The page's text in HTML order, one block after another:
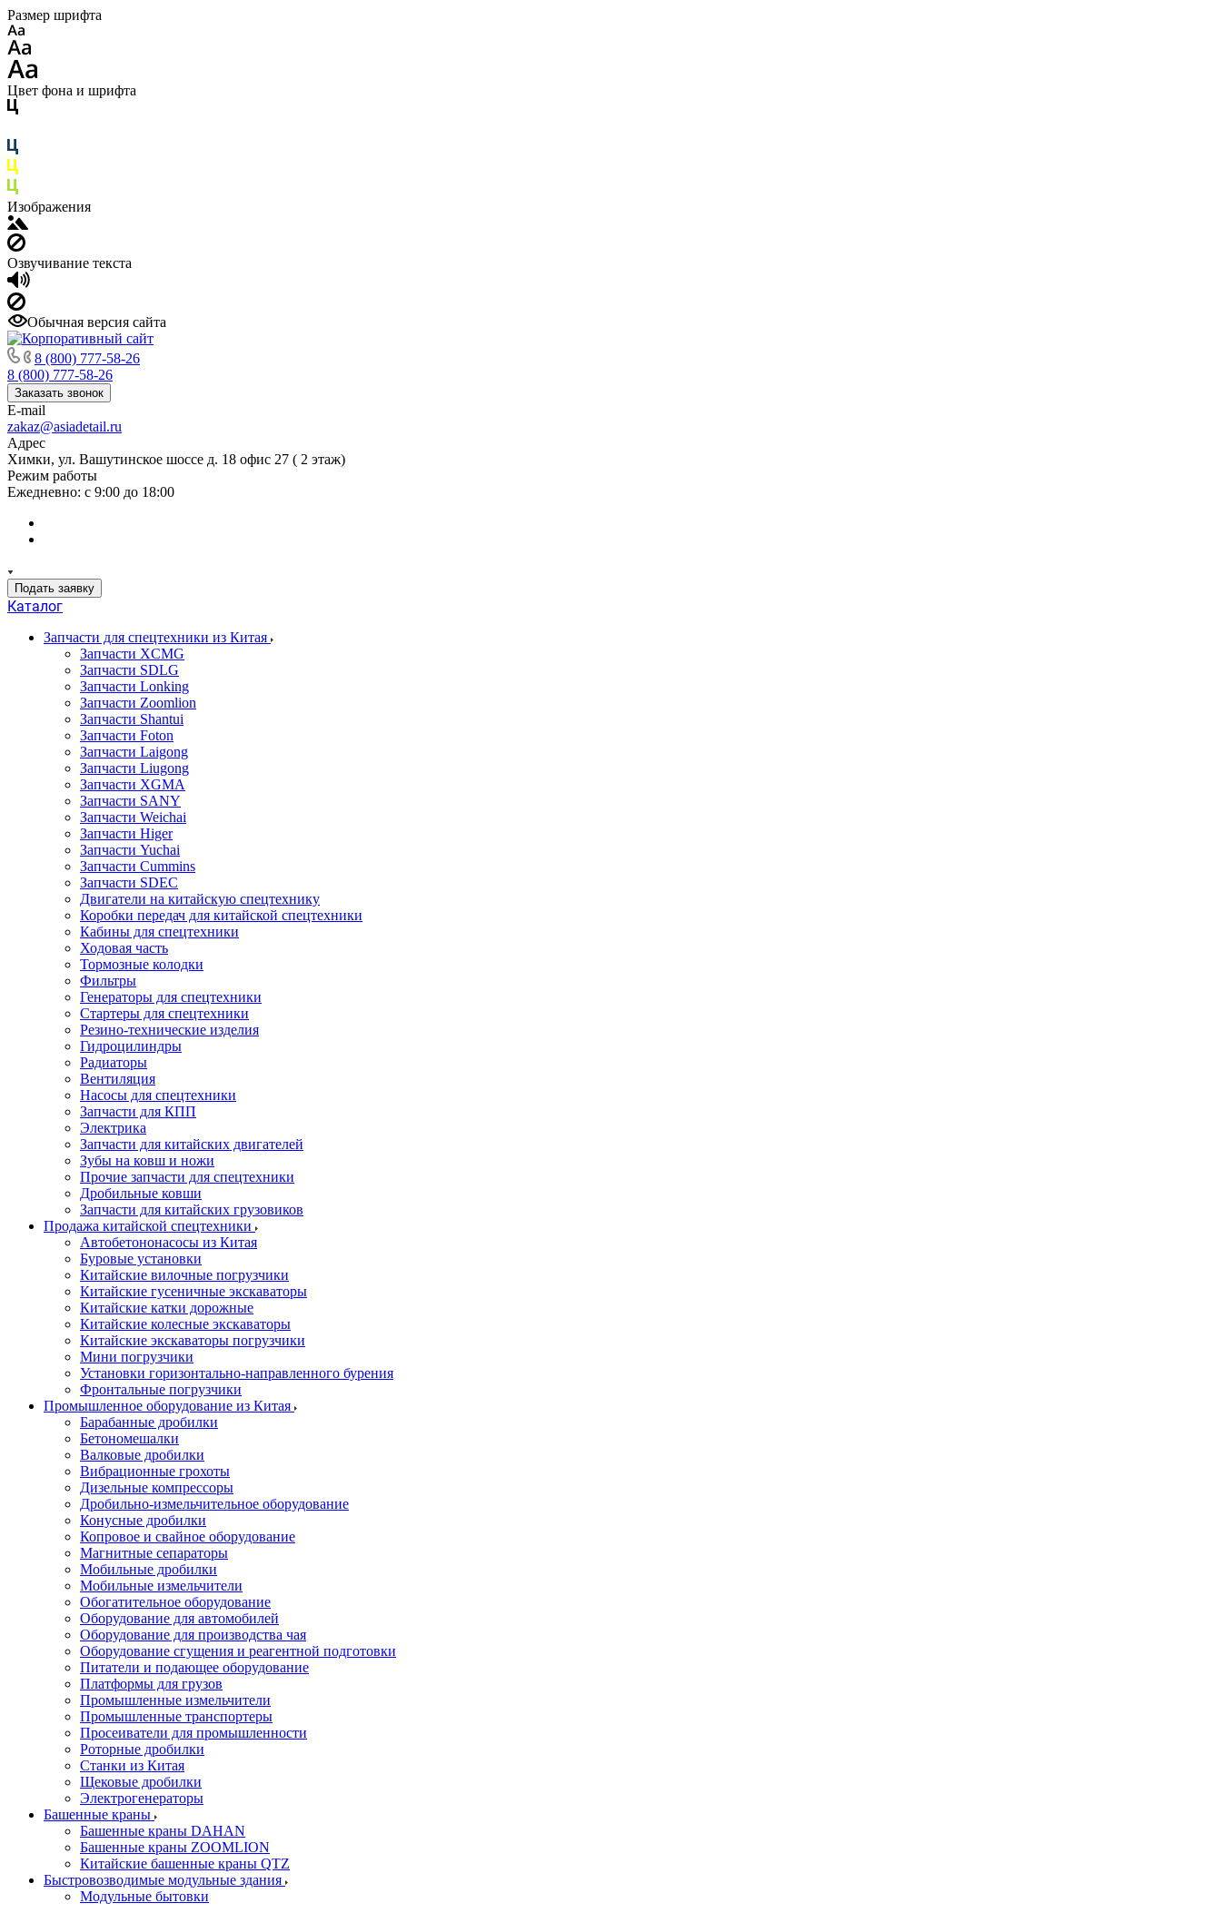
Размер шрифта
Цвет фона и шрифта
Изображения
Озвучивание текста
Обычная версия сайта
8 (800) 777-58-26
8 (800) 777-58-26
Заказать звонок
E-mail
zakaz@asiadetail.ru
Адрес
Химки, ул. Вашутинское шоссе д. 18 офис 27 ( 2 этаж)
Режим работы
Ежедневно: с 9:00 до 18:00
Подать заявку
Каталог
Запчасти для спецтехники из Китая
Запчасти XCMG
Запчасти SDLG
Запчасти Lonking
Запчасти Zoomlion
Запчасти Shantui
Запчасти Foton
Запчасти Laigong
Запчасти Liugong
Запчасти XGMA
Запчасти SANY
Запчасти Weichai
Запчасти Higer
Запчасти Yuchai
Запчасти Cummins
Запчасти SDEC
Двигатели на китайскую спецтехнику
Коробки передач для китайской спецтехники
Кабины для спецтехники
Ходовая часть
Тормозные колодки
Фильтры
Генераторы для спецтехники
Стартеры для спецтехники
Резино-технические изделия
Гидроцилиндры
Радиаторы
Вентиляция
Насосы для спецтехники
Запчасти для КПП
Электрика
Запчасти для китайских двигателей
Зубы на ковш и ножи
Прочие запчасти для спецтехники
Дробильные ковши
Запчасти для китайских грузовиков
Продажа китайской спецтехники
Автобетононасосы из Китая
Буровые установки
Китайские вилочные погрузчики
Китайские гусеничные экскаваторы
Китайские катки дорожные
Китайские колесные экскаваторы
Китайские экскаваторы погрузчики
Мини погрузчики
Установки горизонтально-направленного бурения
Фронтальные погрузчики
Промышленное оборудование из Китая
Барабанные дробилки
Бетономешалки
Валковые дробилки
Вибрационные грохоты
Дизельные компрессоры
Дробильно-измельчительное оборудование
Конусные дробилки
Копровое и свайное оборудование
Магнитные сепараторы
Мобильные дробилки
Мобильные измельчители
Обогатительное оборудование
Оборудование для автомобилей
Оборудование для производства чая
Оборудование сгущения и реагентной подготовки
Питатели и подающее оборудование
Платформы для грузов
Промышленные измельчители
Промышленные транспортеры
Просеиватели для промышленности
Роторные дробилки
Станки из Китая
Щековые дробилки
Электрогенераторы
Башенные краны
Башенные краны DAHAN
Башенные краны ZOOMLION
Китайские башенные краны QTZ
Быстровозводимые модульные здания
Модульные бытовки